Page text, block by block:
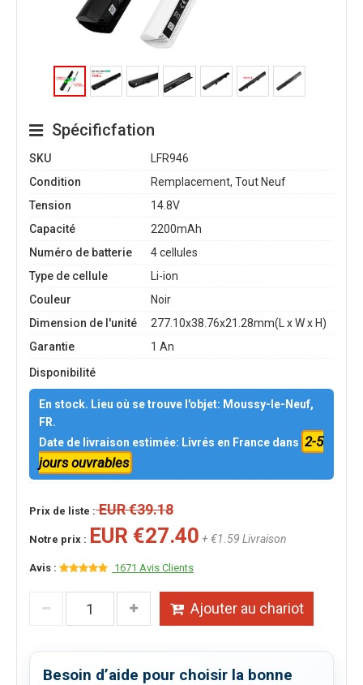
Spécificfation
SKU
LFR946
Condition
Remplacement, Tout Neuf
Tension
14.8V
Capacité
2200mAh
Numéro de batterie
4 cellules
Type de cellule
Li-ion
Couleur
Noir
Dimension de l'unité
277.10x38.76x21.28mm(L x W x H)
Garantie
1 An
Disponibilité
En stock. Lieu où se trouve l'objet: Moussy-le-Neuf,
FR.
Date de livraison estimée: Livrés en France dans 2-5
jours ouvrables
Prix de liste :EUR €39.18
Notre prix : EUR €27.40 + €1.59 Livraison
Avis : 1671 Avis Clients
Ajouter au chariot
Besoin d’aide pour choisir la bonne